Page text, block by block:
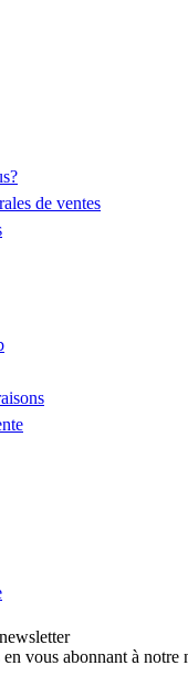
de ventes
vous abonnant à notre